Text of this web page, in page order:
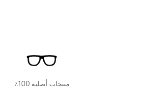
منتجات أصلية 100٪